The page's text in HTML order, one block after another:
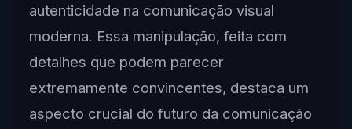
autenticidade na comunicação visual
moderna. Essa manipulação, feita com
detalhes que podem parecer
extremamente convincentes, destaca um
aspecto crucial do futuro da comunicação